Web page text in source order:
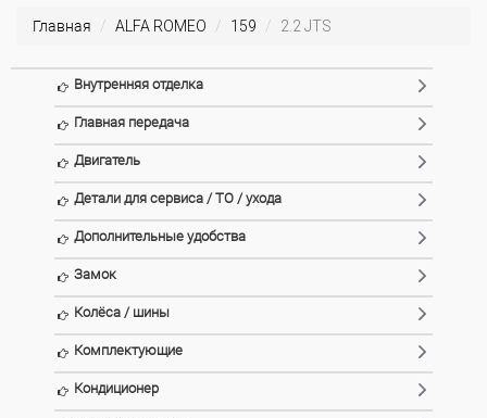
Главная ALFA ROMEO 159 2.2 JTS
Внутренняя отделка
Главная передача
Двигатель
Детали для сервиса / ТО / ухода
Дополнительные удобства
Замок
Колёса / шины
Комплектующие
Кондиционер